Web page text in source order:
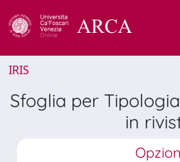
IRIS
Sfoglia per
in